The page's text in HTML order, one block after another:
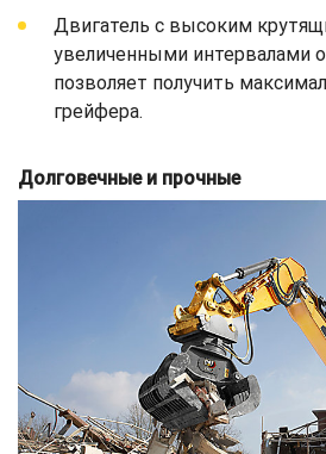
Двигатель с высоким
увеличенными интервалами
позволяет получить
грейфера.
Долговечные и прочные